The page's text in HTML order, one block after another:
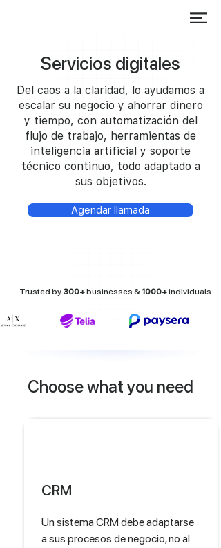
Servicios digitales
Del caos a la claridad, lo ayudamos a
escalar su negocio y ahorrar dinero
y tiempo, con automatización del
flujo de trabajo, herramientas de
inteligencia artificial y soporte
técnico continuo, todo adaptado a
sus objetivos.
Agendar llamada
Trusted by 300+businesses &1000+individuals
Choose what you need
CRM
Un sistema CRM debe adaptarse
a sus procesos de negocio, no al